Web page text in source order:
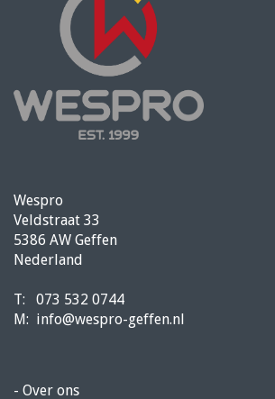
Wespro
Veldstraat 33
5386 AW Geffen
Nederland
T: 073 532 0744
M: info@wespro-geffen.nl
- Over ons